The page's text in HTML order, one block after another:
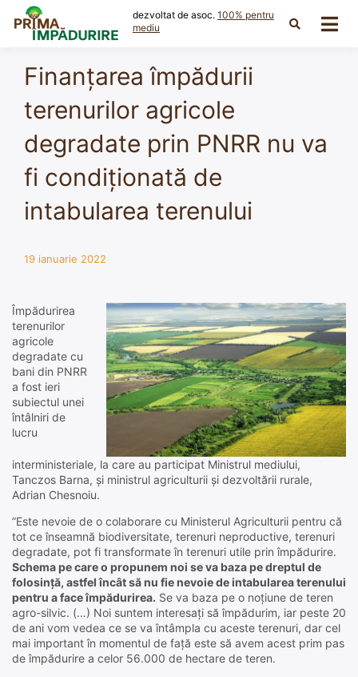
content
dezvoltat de asoc. 100% pentru
mediu
Finanțarea împădurii
terenurilor agricole
degradate prin PNRR nu va
fi condiționată de
intabularea terenului
19 ianuarie 2022
Împădurirea
terenurilor
agricole
degradate cu
bani din PNRR
a fost ieri
subiectul unei
întâlniri de
lucru
interministeriale, la care au participat Ministrul mediului,
Tanczos Barna, și ministrul agriculturii și dezvoltării rurale,
Adrian Chesnoiu.
”Este nevoie de o colaborare cu Ministerul Agriculturii pentru că
tot ce înseamnă biodiversitate, terenuri neproductive, terenuri
degradate, pot fi transformate în terenuri utile prin împădurire.
Schema pe care o propunem noi se va baza pe dreptul de
folosință, astfel încât să nu fie nevoie de intabularea terenului
pentru a face împădurirea. Se va baza pe o noțiune de teren
agro-silvic. (…) Noi suntem interesați să împădurim, iar peste 20
de ani vom vedea ce se va întâmpla cu aceste terenuri, dar cel
mai important în momentul de față este să avem acest prim pas
de împădurire a celor 56.000 de hectare de teren.